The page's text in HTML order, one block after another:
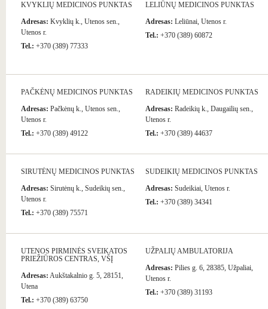
KVYKLIŲ MEDICINOS PUNKTAS
Adresas: Kvyklių k., Utenos sen.,
Utenos r.
Tel.: +370 (389) 77333
LELIŪNŲ MEDICINOS PUNKTAS
Adresas: Leliūnai, Utenos r.
Tel.: +370 (389) 60872
PAČKĖNŲ MEDICINOS PUNKTAS
Adresas: Pačkėnų k., Utenos sen.,
Utenos r.
Tel.: +370 (389) 49122
RADEIKIŲ MEDICINOS PUNKTAS
Adresas: Radeikių k., Daugailių sen.,
Utenos r.
Tel.: +370 (389) 44637
SIRUTĖNŲ MEDICINOS PUNKTAS
Adresas: Sirutėnų k., Sudeikių sen.,
Utenos r.
Tel.: +370 (389) 75571
SUDEIKIŲ MEDICINOS PUNKTAS
Adresas: Sudeikiai, Utenos r.
Tel.: +370 (389) 34341
UTENOS PIRMINĖS SVEIKATOS
PRIEŽIŪROS CENTRAS, VŠĮ
Adresas: Aukštakalnio g. 5, 28151,
Utena
Tel.: +370 (389) 63750
UŽPALIŲ AMBULATORIJA
Adresas: Pilies g. 6, 28385, Užpaliai,
Utenos r.
Tel.: +370 (389) 31193